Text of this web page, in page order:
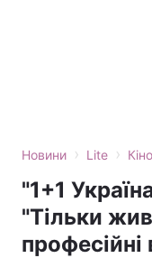
Новини › Lite › Кіно
"1+1
"Тільки
професійні